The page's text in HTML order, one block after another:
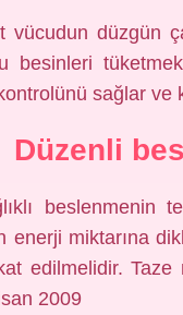
vücudun düzgün
besinleri
sağlar ve
Düzenli
beslenmenin
enerji miktarına
edilmelidir.
2009